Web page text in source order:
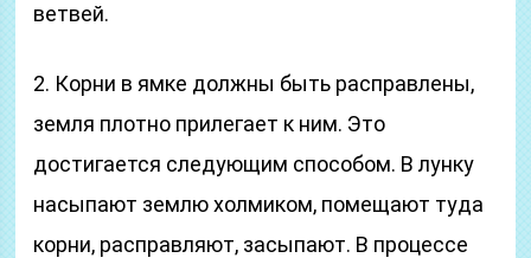
ветвей.
2. Корни в ямке должны быть расправлены,
земля плотно прилегает к ним. Это
достигается следующим способом. В лунку
насыпают землю холмиком, помещают туда
корни, расправляют, засыпают. В процессе